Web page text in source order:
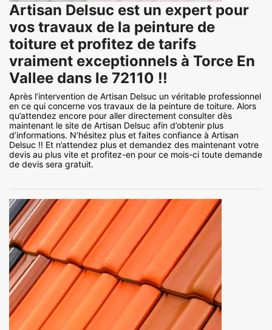
Artisan Delsuc est un expert pour
vos travaux de la peinture de
toiture et profitez de tarifs
vraiment exceptionnels à Torce En
Vallee dans le 72110 !!
Après l’intervention de Artisan Delsuc un véritable professionnel
en ce qui concerne vos travaux de la peinture de toiture. Alors
qu’attendez encore pour aller directement consulter dès
maintenant le site de Artisan Delsuc afin d’obtenir plus
d’informations. N’hésitez plus et faites confiance à Artisan
Delsuc !! Et n’attendez plus et demandez des maintenant votre
devis au plus vite et profitez-en pour ce mois-ci toute demande
de devis sera gratuit.